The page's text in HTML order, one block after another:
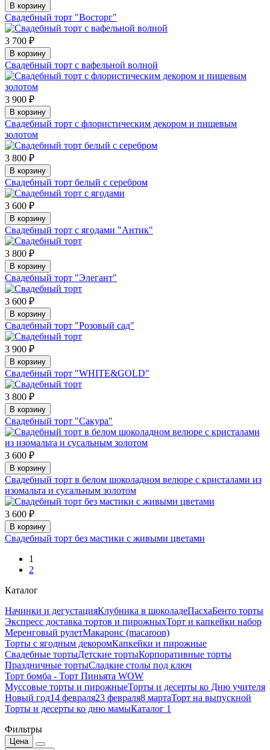
В корзину
Свадебный торт "Восторг"
3 700 ₽
В корзину
Свадебный торт с вафельной волной
3 900 ₽
В корзину
Свадебный торт с флористическим декором и пищевым
золотом
3 800 ₽
В корзину
Свадебный торт белый с серебром
3 600 ₽
В корзину
Свадебный торт с ягодами "Антик"
3 800 ₽
В корзину
Свадебный торт "Элегант"
3 600 ₽
В корзину
Свадебный торт "Розовый сад"
3 900 ₽
В корзину
Свадебный торт "WHITE&GOLD"
3 800 ₽
В корзину
Свадебный торт "Сакура"
3 600 ₽
В корзину
Свадебный торт в белом шоколадном велюре с кристалами из
изомальта и сусальным золотом
3 600 ₽
В корзину
Свадебный торт без мастики с живыми цветами
1
2
Каталог
Начинки и дегустацияКлубника в шоколадеПасхаБенто торты
Экспресс доставка тортов и пирожныхТорт и капкейки набор
Меренговый рулетМакаронс (macaroon)
Торты с ягодным декоромКапкейки и пирожные
Свадебные тортыДетские тортыКорпоративные торты
Праздничные тортыСладкие столы под ключ
Торт бомба - Торт Пиньята WOW
Муссовые торты и пирожныеТорты и десерты ко Дню учителя
Новый год14 февраля23 февраля8 мартаТорт на выпускной
Торты и десерты ко дню мамыКаталог 1
Фильтры
Цена